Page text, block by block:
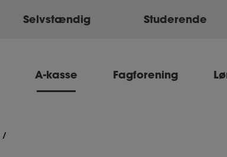
Selvstændig Studerende
A-kasse Fagforening